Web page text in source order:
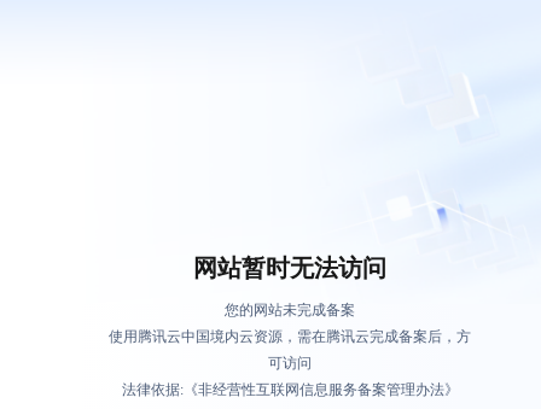
网站暂时无法访问
您的网站未完成备案
使用腾讯云中国境内云资源，需在腾讯云完成备案后，方
可访问
法律依据:《非经营性互联网信息服务备案管理办法》